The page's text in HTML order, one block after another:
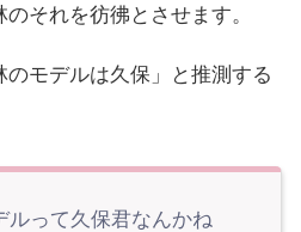
それを彷彿とさせます。
モデルは久保」と推測する
ルって久保君なんかね